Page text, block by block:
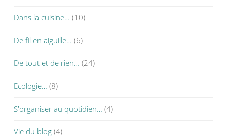
Dans la cuisine… (10)
De fil en aiguille… (6)
De tout et de rien… (24)
Ecologie… (8)
S'organiser au quotidien… (4)
Vie du blog (4)